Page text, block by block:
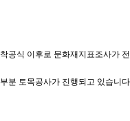
착공식 이후로 문화재지표조사가
부분 토목공사가 진행되고 있습니